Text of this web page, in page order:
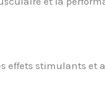
stimulants et